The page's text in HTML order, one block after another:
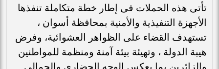
تأتى هذه الحملات فى إطار خطة متكاملة تنفذها
الأجهزة التنفيذية والأمنية بمحافظة أسوان ،
تستهدف القضاء على الظواهر العشوائية، وفرض
هيبة الدولة ، وتهيئة بيئة آمنة ومنظمة للمواطنين
والزائرين بما يعكس الوجه الحضارى والجمالى